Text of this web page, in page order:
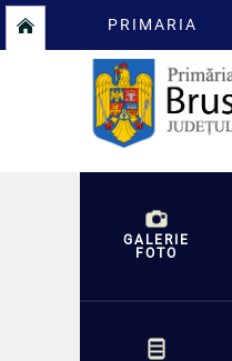
PRIMARIA
GALERIE
FOTO